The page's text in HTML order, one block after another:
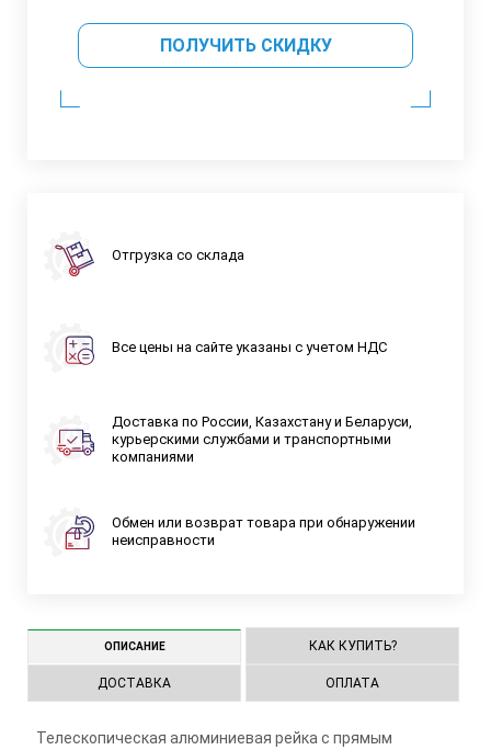
ПОЛУЧИТЬ СКИДКУ
Отгрузка со склада
Все цены на сайте указаны с учетом НДС
Доставка по России, Казахстану и Беларуси,
курьерскими службами и транспортными
компаниями
Обмен или возврат товара при обнаружении
неисправности
ОПИСАНИЕ КАК КУПИТЬ?
ДОСТАВКА ОПЛАТА
Телескопическая алюминиевая рейка с прямым